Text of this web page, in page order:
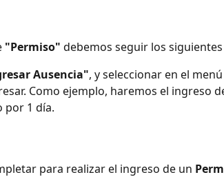
"Permiso" debemos seguir los
Ausencia", y seleccionar en el menú
Como ejemplo, haremos el ingreso
por 1 día.
para realizar el ingreso de un